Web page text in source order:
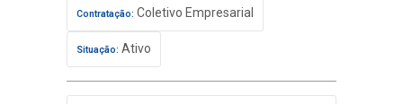
Contratação: Coletivo Empresarial
Situação: Ativo